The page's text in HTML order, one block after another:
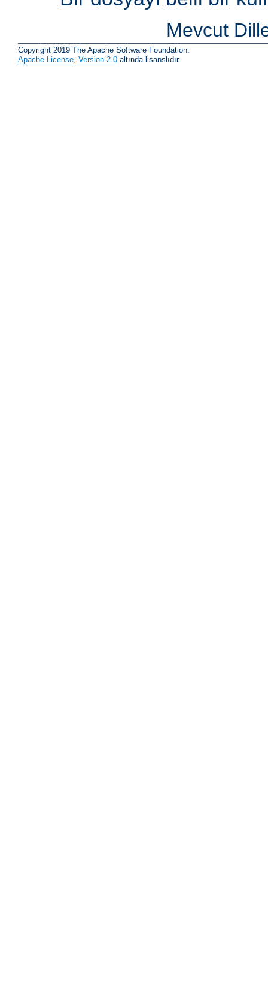
Mevcut
Copyright 2019 The Apache Software Foundation.
Apache License, Version 2.0 altında lisanslıdır.